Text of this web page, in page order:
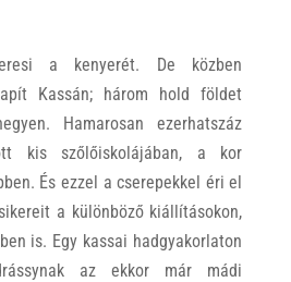
a kenyerét. De közben
Kassán; három hold földet
Hamarosan ezerhatszáz
kis szőlőiskolájában, a kor
És ezzel a cserepekkel éri el
a különböző kiállításokon,
is. Egy kassai hadgyakorlaton
az ekkor már mádi